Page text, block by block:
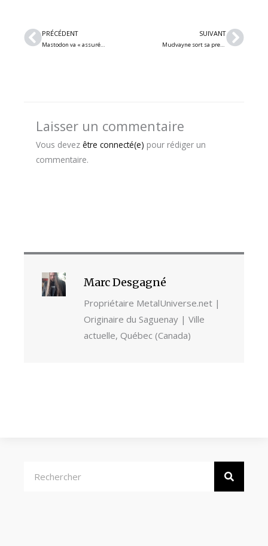
Précédent
PRÉCÉDENT
Mastodon va « assurément » enregistrer une version studio de « Supernaut » de Black Sabbath : « On doit le faire »
SUIVANT
Mudvayne sort sa première nouvelle chanson en 16 ans, « Hurt People Hurt People »
Laisser un commentaire
Vous devez être connecté(e) pour rédiger un
commentaire.
Marc Desgagné
Propriétaire MetalUniverse.net |
Originaire du Saguenay | Ville
actuelle, Québec (Canada)